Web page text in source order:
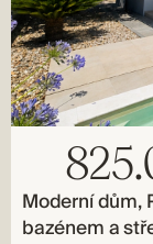
Moderní dům,
bazénem a